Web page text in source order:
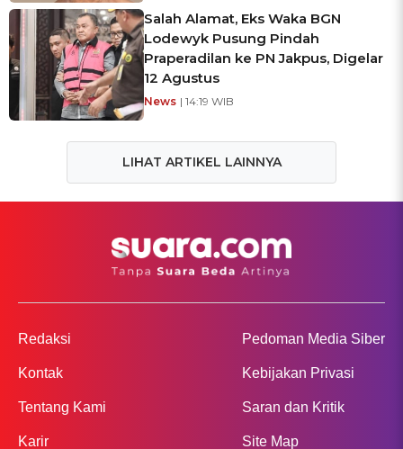
Salah Alamat, Eks Waka BGN
Lodewyk Pusung Pindah
Praperadilan ke PN Jakpus, Digelar
12 Agustus
News | 14:19 WIB
LIHAT ARTIKEL LAINNYA
Redaksi
Kontak
Tentang Kami
Karir
Pedoman Media Siber
Kebijakan Privasi
Saran dan Kritik
Site Map